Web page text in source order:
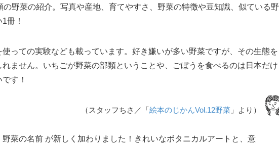
野菜の紹介。写真や産地、育てやすさ、野菜の特徴や豆知識、似ている野
冊！
っての実験なども載っています。好き嫌いが多い野菜ですが、その生態を
ません。いちごが野菜の部類ということや、ごぼうを食べるのは日本だけ
す！
（スタッフちさ／「絵本のじかんVol.12野菜」より）
菜の名前 が新しく加わりました！きれいなボタニカルアートと、意